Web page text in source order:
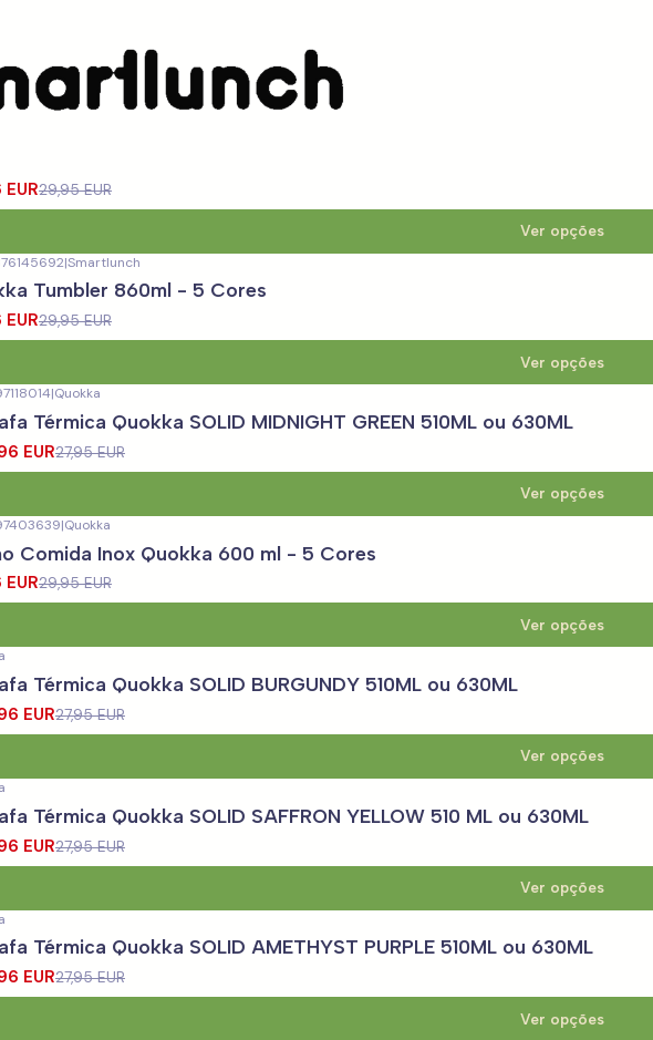
29,95 EUR
Ver opções
DESCONTO
|Smartlunch
Tumbler 860ml - 5 Cores
29,95 EUR
Ver opções
DESCONTO
|Quokka
Térmica Quokka SOLID MIDNIGHT GREEN 510ML ou 630ML
EUR27,95 EUR
Ver opções
DESCONTO
|Quokka
Comida Inox Quokka 600 ml - 5 Cores
29,95 EUR
Ver opções
Térmica Quokka SOLID BURGUNDY 510ML ou 630ML
EUR27,95 EUR
Ver opções
Térmica Quokka SOLID SAFFRON YELLOW 510 ML ou 630ML
EUR27,95 EUR
Ver opções
DESCONTO
Térmica Quokka SOLID AMETHYST PURPLE 510ML ou 630ML
EUR27,95 EUR
Ver opções